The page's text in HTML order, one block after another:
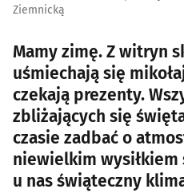
Ziemnicką
Mamy zimę. Z witryn
uśmiechają się
czekają prezenty.
zbliżających się
czasie zadbać o
niewielkim wysiłkiem
u nas świąteczny